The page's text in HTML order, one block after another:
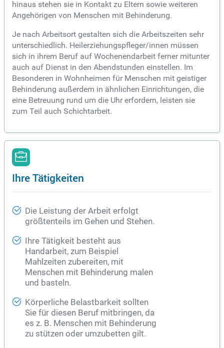
hinaus stehen sie in Kontakt zu Eltern sowie weiteren
Angehörigen von Menschen mit Behinderung.
Je nach Arbeitsort gestalten sich die Arbeitszeiten sehr
unterschiedlich. Heilerziehungspfleger/innen müssen
sich in ihrem Beruf auf Wochenendarbeit ferner mitunter
auch auf Dienst in den Abendstunden einstellen. Im
Besonderen in Wohnheimen für Menschen mit geistiger
Behinderung außerdem in ähnlichen Einrichtungen, die
eine Betreuung rund um die Uhr erfordern, leisten sie
zum Teil auch Schichtarbeit.
Ihre Tätigkeiten
Die Leistung der Arbeit erfolgt
größtenteils im Gehen und Stehen.
Ihre Tätigkeit besteht aus
Handarbeit, zum Beispiel
Mahlzeiten zubereiten, mit
Menschen mit Behinderung malen
und basteln.
Körperliche Belastbarkeit sollten
Sie für diesen Beruf mitbringen, da
es z. B. Menschen mit Behinderung
zu stützen oder umzubetten gilt.